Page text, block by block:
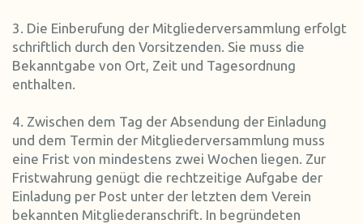
3. Die Einberufung der Mitgliederversammlung erfolgt
schriftlich durch den Vorsitzenden. Sie muss die
Bekanntgabe von Ort, Zeit und Tagesordnung
enthalten.
4. Zwischen dem Tag der Absendung der Einladung
und dem Termin der Mitgliederversammlung muss
eine Frist von mindestens zwei Wochen liegen. Zur
Fristwahrung genügt die rechtzeitige Aufgabe der
Einladung per Post unter der letzten dem Verein
bekannten Mitgliederanschrift. In begründeten